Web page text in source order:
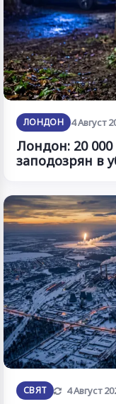
ЛОНДОН 4 Август
Лондон: 20
заподозрян в
СВЯТ Обновена
4 Август